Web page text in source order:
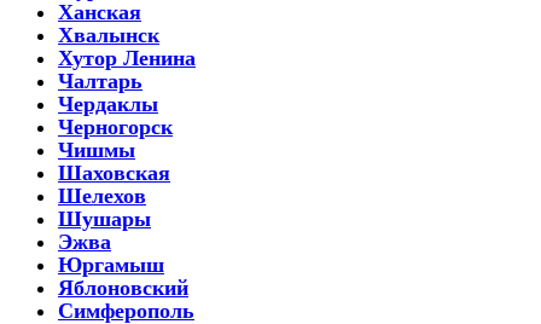
Ханская
Хвалынск
Хутор Ленина
Чалтарь
Чердаклы
Черногорск
Чишмы
Шаховская
Шелехов
Шушары
Эжва
Юргамыш
Яблоновский
Симферополь